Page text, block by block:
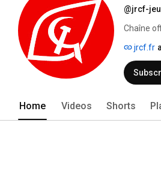
@jrcf-
Chaîne
jrcf.fr
Home Videos Shorts